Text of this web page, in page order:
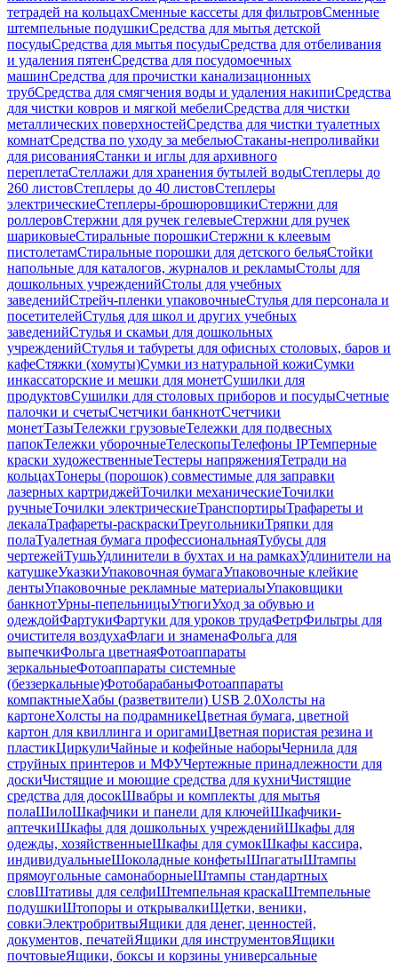
тетрадей на кольцахСменные кассеты для фильтровСменные
штемпельные подушкиСредства для мытья детской
посудыСредства для мытья посудыСредства для отбеливания
и удаления пятенСредства для посудомоечных
машинСредства для прочистки канализационных
трубСредства для смягчения воды и удаления накипиСредства
для чистки ковров и мягкой мебелиСредства для чистки
металлических поверхностейСредства для чистки туалетных
комнатСредства по уходу за мебельюСтаканы-непроливайки
для рисованияСтанки и иглы для архивного
переплетаСтеллажи для хранения бутылей водыСтеплеры до
260 листовСтеплеры до 40 листовСтеплеры
электрическиеСтеплеры-брошюровщикиСтержни для
роллеровСтержни для ручек гелевыеСтержни для ручек
шариковыеСтиральные порошкиСтержни к клеевым
пистолетамСтиральные порошки для детского бельяСтойки
напольные для каталогов, журналов и рекламыСтолы для
дошкольных учрежденийСтолы для учебных
заведенийСтрейч-пленки упаковочныеСтулья для персонала и
посетителейСтулья для школ и других учебных
заведенийСтулья и скамьи для дошкольных
учрежденийСтулья и табуреты для офисных столовых, баров и
кафеСтяжки (хомуты)Сумки из натуральной кожиСумки
инкассаторские и мешки для монетСушилки для
продуктовСушилки для столовых приборов и посудыСчетные
палочки и счетыСчетчики банкнотСчетчики
монетТазыТележки грузовыеТележки для подвесных
папокТележки уборочныеТелескопыТелефоны IPТемперные
краски художественныеТестеры напряженияТетради на
кольцахТонеры (порошок) совместимые для заправки
лазерных картриджейТочилки механическиеТочилки
ручныеТочилки электрическиеТранспортирыТрафареты и
лекалаТрафареты-раскраскиТреугольникиТряпки для
полаТуалетная бумага профессиональнаяТубусы для
чертежейТушьУдлинители в бухтах и на рамкахУдлинители на
катушкеУказкиУпаковочная бумагаУпаковочные клейкие
лентыУпаковочные рекламные материалыУпаковщики
банкнотУрны-пепельницыУтюгиУход за обувью и
одеждойФартукиФартуки для уроков трудаФетрФильтры для
очистителя воздухаФлаги и знаменаФольга для
выпечкиФольга цветнаяФотоаппараты
зеркальныеФотоаппараты системные
(беззеркальные)ФотобарабаныФотоаппараты
компактныеХабы (разветвители) USB 2.0Холсты на
картонеХолсты на подрамникеЦветная бумага, цветной
картон для квиллинга и оригамиЦветная пористая резина и
пластикЦиркулиЧайные и кофейные наборыЧернила для
струйных принтеров и МФУЧертежные принадлежности для
доскиЧистящие и моющие средства для кухниЧистящие
средства для досокШвабры и комплекты для мытья
полаШилоШкафчики и панели для ключейШкафчики-
аптечкиШкафы для дошкольных учрежденийШкафы для
одежды, хозяйственныеШкафы для сумокШкафы кассира,
индивидуальныеШоколадные конфетыШпагатыШтампы
прямоугольные самонаборныеШтампы стандартных
словШтативы для селфиШтемпельная краскаШтемпельные
подушкиШтопоры и открывалкиЩетки, веники,
совкиЭлектробритвыЯщики для денег, ценностей,
документов, печатейЯщики для инструментовЯщики
почтовыеЯщики, боксы и корзины универсальные